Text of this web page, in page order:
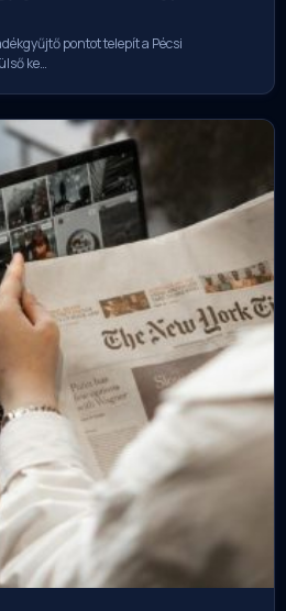
pontot telepít a Pécsi
ke…